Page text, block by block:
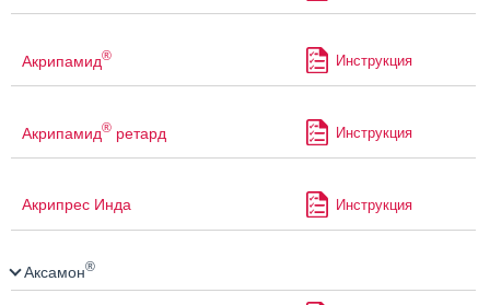
Акрипамид® Инструкция
Акрипамид® ретард Инструкция
Акрипрес Инда Инструкция
Аксамон®